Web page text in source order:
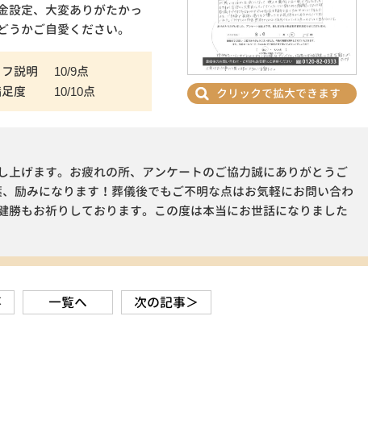
設定、大変ありがたかっ
かご自愛ください。
説明
10/9点
度
10/10点 クリックで拡大できます
上げます。お疲れの所、アンケートのご協力誠にありがとうご
励みになります！葬儀後でもご不明な点はお気軽にお問い合わ
勝もお祈りしております。この度は本当にお世話になりました
一覧へ 次の記事＞